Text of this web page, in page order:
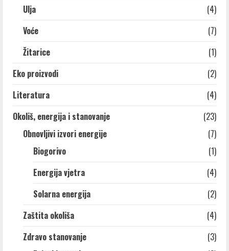
Ulja
(4)
Voće
(7)
Žitarice
(1)
Eko proizvodi
(2)
Literatura
(4)
Okoliš, energija i stanovanje
(23)
Obnovljivi izvori energije
(7)
Biogorivo
(1)
Energija vjetra
(4)
Solarna energija
(2)
Zaštita okoliša
(4)
Zdravo stanovanje
(3)